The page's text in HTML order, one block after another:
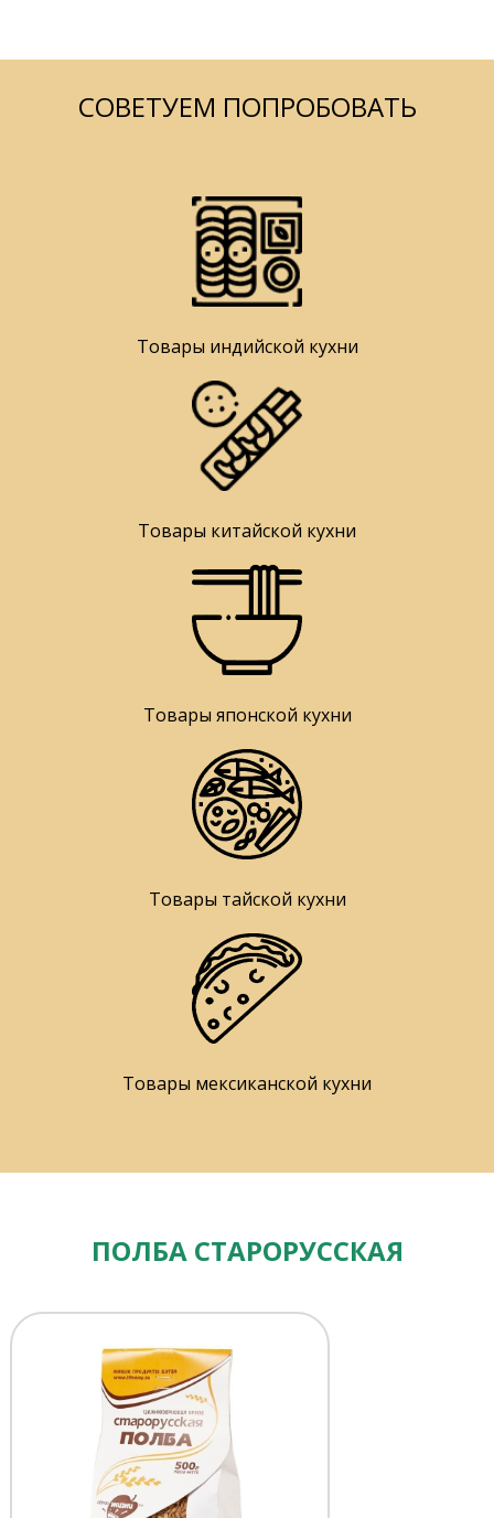
СОВЕТУЕМ ПОПРОБОВАТЬ
Товары индийской кухни
Товары китайской кухни
Товары японской кухни
Товары тайской кухни
Товары мексиканской кухни
ПОЛБА СТАРОРУССКАЯ